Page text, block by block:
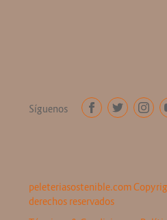
Síguenos
peleteriasostenible.com
derechos reservados